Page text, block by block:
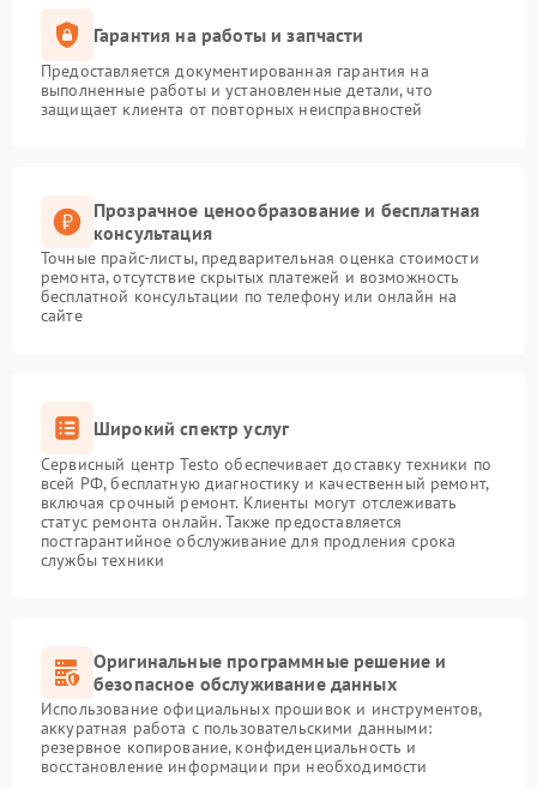
Гарантия на работы и запчасти
Предоставляется документированная гарантия на
выполненные работы и установленные детали, что
защищает клиента от повторных неисправностей
Прозрачное ценообразование и бесплатная
консультация
Точные прайс-листы, предварительная оценка стоимости
ремонта, отсутствие скрытых платежей и возможность
бесплатной консультации по телефону или онлайн на
сайте
Широкий спектр услуг
Сервисный центр Testo обеспечивает доставку техники по
всей РФ, бесплатную диагностику и качественный ремонт,
включая срочный ремонт. Клиенты могут отслеживать
статус ремонта онлайн. Также предоставляется
постгарантийное обслуживание для продления срока
службы техники
Оригинальные программные решение и
безопасное обслуживание данных
Использование официальных прошивок и инструментов,
аккуратная работа с пользовательскими данными:
резервное копирование, конфиденциальность и
восстановление информации при необходимости